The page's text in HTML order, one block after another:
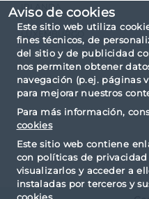
Aviso de cookies
Este sitio web utiliza
fines técnicos, de
del sitio y de publicidad
nos permiten obtener
navegación (p.ej. páginas
para mejorar nuestros
Para más información,
cookies
Este sitio web contiene
con políticas de privacidad
visualizarlos y acceder a
instaladas por terceros y
IRLANDA